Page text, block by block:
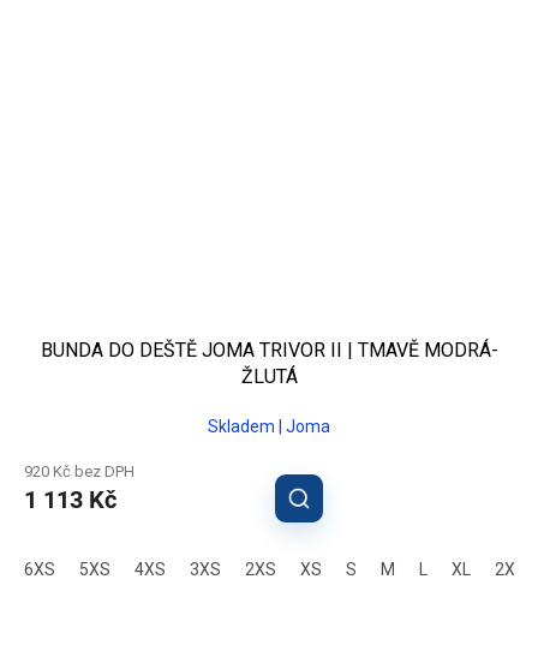
BUNDA DO DEŠTĚ JOMA TRIVOR II | TMAVĚ MODRÁ-
ŽLUTÁ
Skladem | Joma
920 Kč bez DPH
1 113 Kč
6XS 5XS 4XS 3XS 2XS XS S M XL 2XL